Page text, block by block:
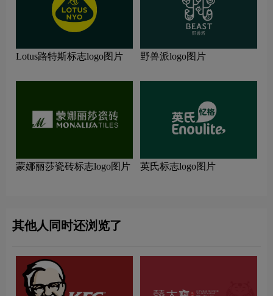
Lotus路特斯标志logo图片 野兽派logo图片
蒙娜丽莎瓷砖标志logo图片 英氏标志logo图片
其他人同时还浏览了